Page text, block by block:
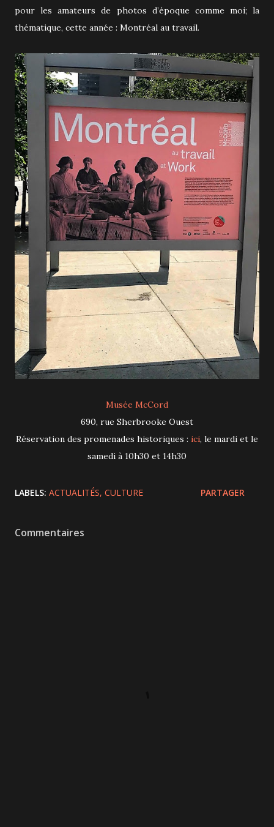
pour les amateurs de photos d’époque comme moi; la
thématique, cette année : Montréal au travail.
Musée McCord
690, rue Sherbrooke Ouest
Réservation des promenades historiques : ici, le mardi et le
samedi à 10h30 et 14h30
LABELS: ACTUALITÉS CULTURE PARTAGER
Commentaires